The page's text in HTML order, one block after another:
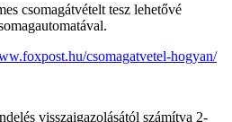
csomagátvételt tesz lehetővé
csomagatvetel-hogyan/
visszaigazolásától számítva 2-